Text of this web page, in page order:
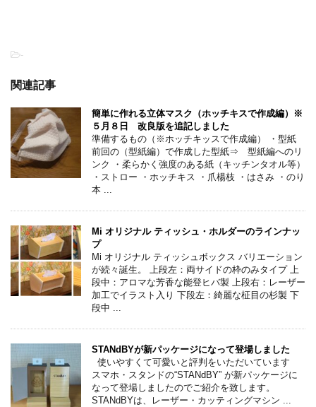
-
関連記事
簡単に作れる立体マスク（ホッチキスで作成編）※
５月８日 改良版を追記しました
準備するもの（※ホッチキッスで作成編） ・型紙
前回の（型紙編）で作成した型紙⇒ 型紙編へのリ
ンク ・柔らかく強度のある紙（キッチンタオル等）
・ストロー ・ホッチキス ・爪楊枝 ・はさみ ・のり
本 ...
Mi オリジナル ティッシュ・ホルダーのラインナッ
プ
Mi オリジナル ティッシュボックス バリエーション
が続々誕生。 上段左：両サイドの枠のみタイプ 上
段中：アロマな芳香な能登ヒバ製 上段右：レーザー
加工でイラスト入り 下段左：綺麗な柾目の杉製 下
段中 ...
STANdBYが新パッケージになって登場しました
使いやすくて可愛いと評判をいただいています
スマホ・スタンドの“STANdBY” が新パッケージに
なって登場しましたのでご紹介を致します。
STANdBYは、レーザー・カッティングマシン ...